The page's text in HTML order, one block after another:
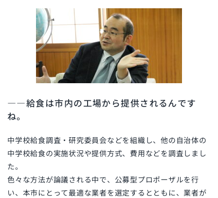
――給食は市内の工場から提供されるんです
ね。
中学校給食調査・研究委員会などを組織し、他の自治体の
中学校給食の実施状況や提供方式、費用などを調査しまし
た。
色々な方法が論議される中で、公募型プロポーザルを行
い、本市にとって最適な業者を選定するとともに、業者が